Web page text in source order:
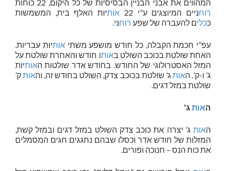
המהווים את אבני הבניין הבסיסיות של כל היקום, 22 כוחות
רוחניים המיוצגים ע”י 22 אותיות האלף בית, המשמשות
ככלים להעברה של שפע רוחני.
עפ”י חכמת הקבלה, כל חודש מושפע משתיאותיות עבריות.
האחת שולטת בכוכב השולט באותו חודש והאחרת שולטת על
המזל האסטרולוגי של החודש. בחודש אדר שולטות האותיות
ג’ ו-ק’. האות ג’ שולטת בכוכב צדק, השולט בחודש זה, והאותק’
שולטת במזל דגים.
האות ג’
האות ג’ יצרה את כוכב צדק השולט במזל דגים ובמזל קשת,
המזלות של חודש אדר וכסלו שבהם נחגגים חגים המסמלים
את כוח הנס – חנוכה ופורים.